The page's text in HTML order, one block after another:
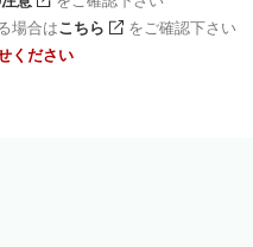
場合はこちら
をご確認下さい
ください